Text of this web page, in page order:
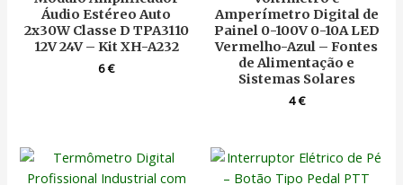
Áudio Estéreo Auto
2x30W Classe D TPA3110
12V 24V – Kit XH-A232
6€
Amperímetro Digital de
Painel 0-100V 0-10A LED
Vermelho-Azul – Fontes
de Alimentação e
Sistemas Solares
4€